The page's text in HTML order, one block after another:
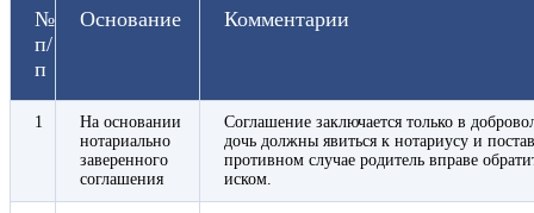
№
п/
п
Основание Комментарии
1
На основании
нотариально
заверенного
соглашения
Соглашение заключается только в
дочь должны явиться к нотариусу и
противном случае родитель вправе
иском.